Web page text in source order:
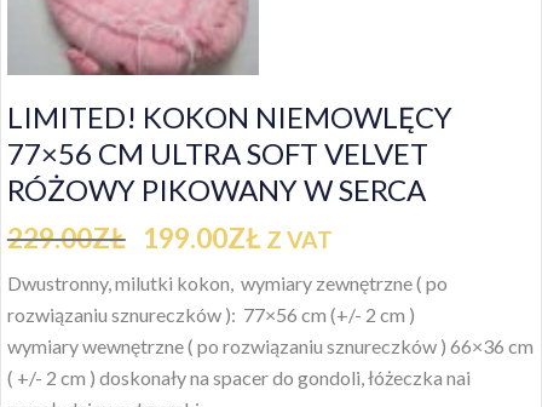
LIMITED! KOKON NIEMOWLĘCY
77×56 CM ULTRA SOFT VELVET
RÓŻOWY PIKOWANY W SERCA
229.00ZŁ 199.00ZŁ Z VAT
Dwustronny, milutki kokon, wymiary zewnętrzne ( po
rozwiązaniu sznureczków ): 77×56 cm (+/- 2 cm )
wymiary wewnętrzne ( po rozwiązaniu sznureczków ) 66×36 cm
( +/- 2 cm ) doskonały na spacer do gondoli, łóżeczka nai